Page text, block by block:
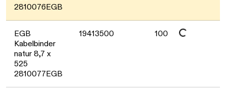
2810076EGB
EGB
Kabelbinder
natur 8,7 x
525
2810077EGB
19413500 100
Daten werden geladen. Bitte warten...